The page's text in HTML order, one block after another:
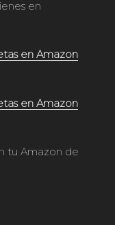
en
en Amazon
en Amazon
tu Amazon de